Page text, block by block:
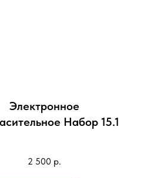
Электронное
Набор 15.1
2 500 р.